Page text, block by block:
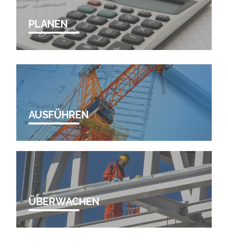
PLANEN
AUSFÜHREN
ÜBERWACHEN